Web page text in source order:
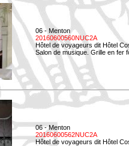
06 - Menton
20160600560NUC2A
Hôtel de voyageurs dit Hôtel
Salon de musique. Grille en fer
06 - Menton
20160600562NUC2A
Hôtel de voyageurs dit Hôtel